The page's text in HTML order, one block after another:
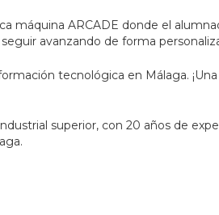
máquina ARCADE donde el
avanzando de forma
tecnológica en Málaga.
superior, con 20 años de